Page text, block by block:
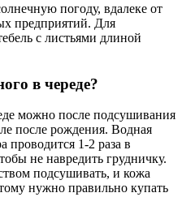
погоду, вдалеке от
предприятий. Для
с листьями длиной
в череде?
можно после подсушивания
после рождения. Водная
проводится 1-2 раза в
не навредить грудничку.
подсушивать, и кожа
нужно правильно купать